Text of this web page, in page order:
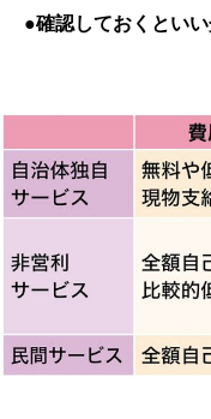
●確認しておくとい